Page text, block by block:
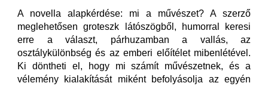
A novella alapkérdése: mi a művészet? A szerző
meglehetősen groteszk látószögből, humorral keresi
erre a választ, párhuzamban a vallás, az
osztálykülönbség és az emberi előítélet mibenlétével.
Ki döntheti el, hogy mi számít művészetnek, és a
vélemény kialakítását miként befolyásolja az egyén